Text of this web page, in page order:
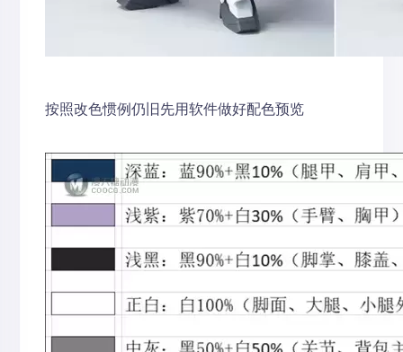
按照改色惯例仍旧先用软件做好配色预览